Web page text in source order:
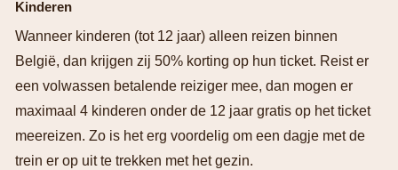
Kinderen
Wanneer kinderen (tot 12 jaar) alleen reizen binnen
België, dan krijgen zij 50% korting op hun ticket. Reist er
een volwassen betalende reiziger mee, dan mogen er
maximaal 4 kinderen onder de 12 jaar gratis op het ticket
meereizen. Zo is het erg voordelig om een dagje met de
trein er op uit te trekken met het gezin.